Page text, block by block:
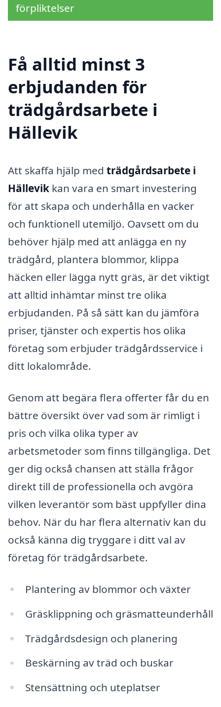
förpliktelser
Få alltid minst 3
erbjudanden för
trädgårdsarbete i
Hällevik
Att skaffa hjälp med trädgårdsarbete i
Hällevik kan vara en smart investering
för att skapa och underhålla en vacker
och funktionell utemiljö. Oavsett om du
behöver hjälp med att anlägga en ny
trädgård, plantera blommor, klippa
häcken eller lägga nytt gräs, är det viktigt
att alltid inhämtar minst tre olika
erbjudanden. På så sätt kan du jämföra
priser, tjänster och expertis hos olika
företag som erbjuder trädgårdsservice i
ditt lokalområde.
Genom att begära flera offerter får du en
bättre översikt över vad som är rimligt i
pris och vilka olika typer av
arbetsmetoder som finns tillgängliga. Det
ger dig också chansen att ställa frågor
direkt till de professionella och avgöra
vilken leverantör som bäst uppfyller dina
behov. När du har flera alternativ kan du
också känna dig tryggare i ditt val av
företag för trädgårdsarbete.
Plantering av blommor och växter
Gräsklippning och gräsmatteunderhåll
Trädgårdsdesign och planering
Beskärning av träd och buskar
Stensättning och uteplatser